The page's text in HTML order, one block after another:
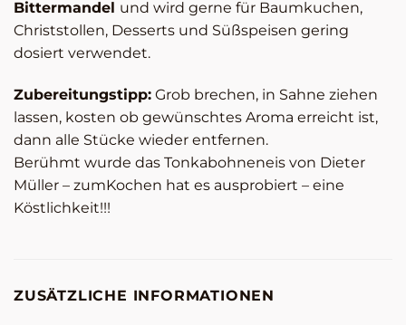
Bittermandel und wird gerne für Baumkuchen,
Christstollen, Desserts und Süßspeisen gering
dosiert verwendet.
Zubereitungstipp: Grob brechen, in Sahne ziehen
lassen, kosten ob gewünschtes Aroma erreicht ist,
dann alle Stücke wieder entfernen.
Berühmt wurde das Tonkabohneneis von Dieter
Müller – zumKochen hat es ausprobiert – eine
Köstlichkeit!!!
ZUSÄTZLICHE INFORMATIONEN